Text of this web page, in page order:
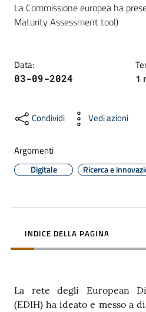
Notizie
La Commissione europea ha
Maturity Assessment tool)
Data:
03-09-2024 1
Condividi Vedi azioni
Argomenti
Digitale Ricerca e
INDICE DELLA PAGINA
La rete degli European
(EDIH) ha ideato e messo a